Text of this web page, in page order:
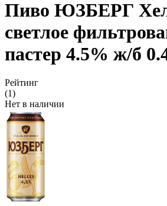
Пиво ЮЗБЕРГ
светлое
пастер 4.5% ж/б
Рейтинг
(1)
Нет в наличии